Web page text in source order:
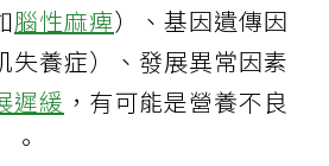
腦性麻痺）、基因遺傳因
失養症）、發展異常因素
遲緩 ，有可能是營養不良